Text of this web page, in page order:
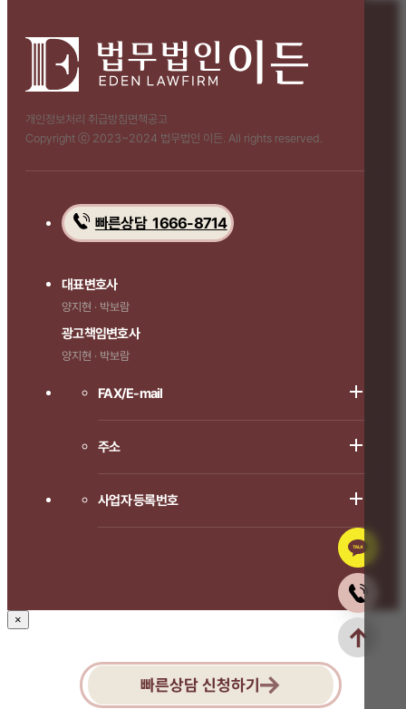
빠른상담 신청하기
개인정보처리 취급방침면책공고
Copyright ⓒ 2023~2024 법무법인 이든. All rights reserved.
빠른상담 1666-8714
대표변호사
양지현 · 박보람
광고책임변호사
양지현 · 박보람
FAX/E-mail
주소
사업자 등록번호
×
1666-8714로 연락주시면